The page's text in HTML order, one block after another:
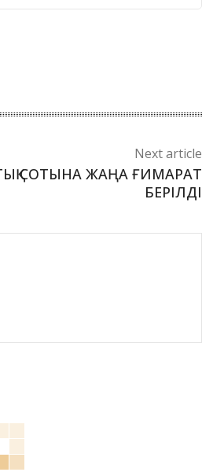
Next article
СОТЫНА ЖАҢА ҒИМАРАТ
БЕРІЛДІ